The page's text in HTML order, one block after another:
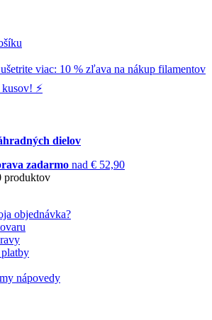
ušetrite viac: 10 % zľava na nákup filamentov
⚡️
dielov
zadarmo nad € 52,90
produktov
objednávka?
nápovedy